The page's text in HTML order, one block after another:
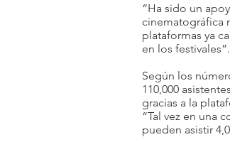
“Ha sido un
cinematográfica
plataformas ya
en los festivales”.
Según los
110,000
gracias a la
“Tal vez en una
pueden asistir